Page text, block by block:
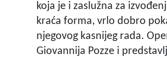
koja je i zaslužna za
kraća forma, vrlo dobro
njegovog kasnijeg rada.
Giovannija Pozze i